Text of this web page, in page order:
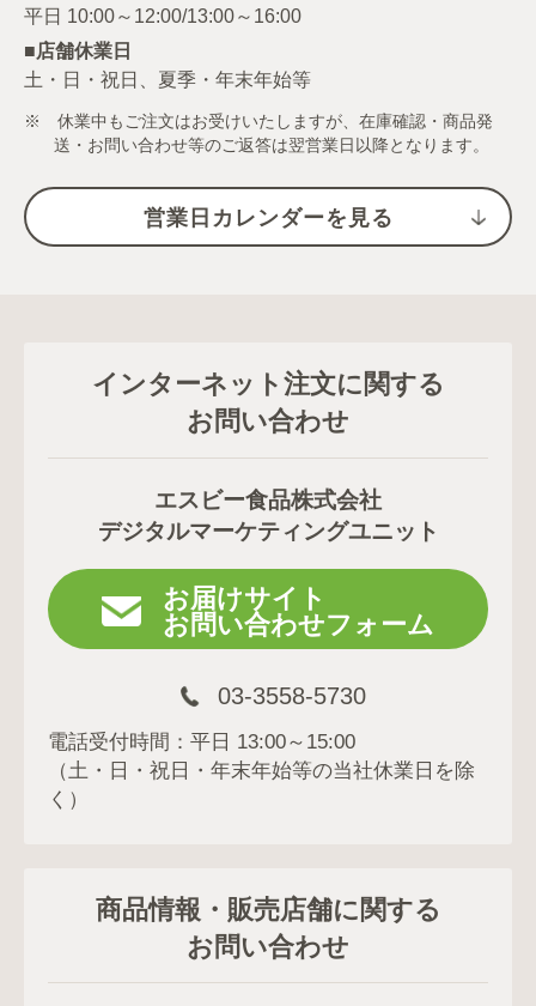
■店舗休業日
土・日・祝日、夏季・年末年始等
※ 休業中もご注文はお受けいたしますが、在庫確認・商品発
送・お問い合わせ等のご返答は翌営業日以降となります。
営業日カレンダーを見る
インターネット注文に関する
お問い合わせ
エスビー食品株式会社
デジタルマーケティングユニット
お届けサイト
お問い合わせフォーム
03-3558-5730
電話受付時間：平日 13:00～15:00
（土・日・祝日・年末年始等の当社休業日を除
く）
商品情報・販売店舗に関する
お問い合わせ